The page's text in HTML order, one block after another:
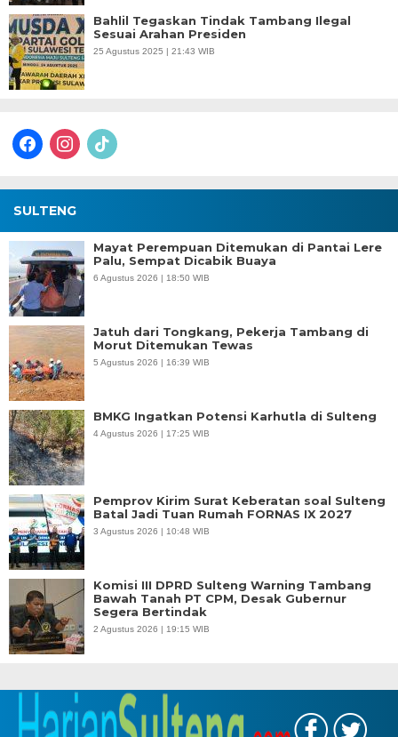
Bahlil Tegaskan Tindak Tambang Ilegal
Sesuai Arahan Presiden
25 Agustus 2025 | 21:43 WIB
facebookinstagram
tiktok
SULTENG
Mayat Perempuan Ditemukan di Pantai Lere
Palu, Sempat Dicabik Buaya
6 Agustus 2026 | 18:50 WIB
Jatuh dari Tongkang, Pekerja Tambang di
Morut Ditemukan Tewas
5 Agustus 2026 | 16:39 WIB
BMKG Ingatkan Potensi Karhutla di Sulteng
4 Agustus 2026 | 17:25 WIB
Pemprov Kirim Surat Keberatan soal Sulteng
Batal Jadi Tuan Rumah FORNAS IX 2027
3 Agustus 2026 | 10:48 WIB
Komisi III DPRD Sulteng Warning Tambang
Bawah Tanah PT CPM, Desak Gubernur
Segera Bertindak
2 Agustus 2026 | 19:15 WIB